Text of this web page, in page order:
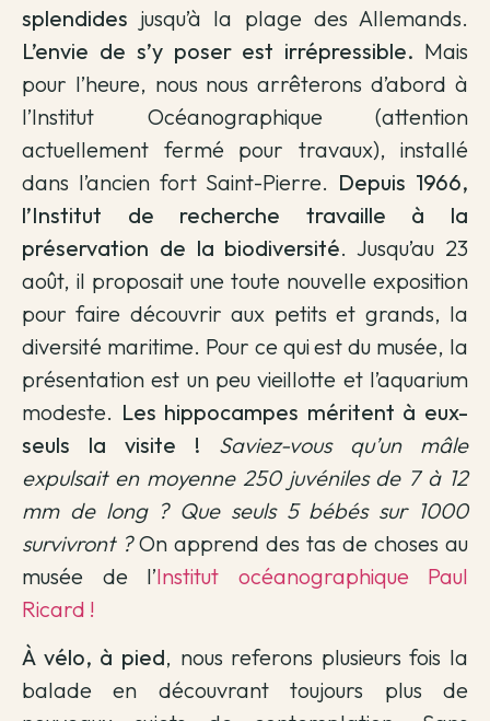
splendides jusqu’à la plage des Allemands.
L’envie de s’y poser est irrépressible. Mais
pour l’heure, nous nous arrêterons d’abord à
l’Institut Océanographique (attention
actuellement fermé pour travaux), installé
dans l’ancien fort Saint-Pierre. Depuis 1966,
l’Institut de recherche travaille à la
préservation de la biodiversité. Jusqu’au 23
août, il proposait une toute nouvelle exposition
pour faire découvrir aux petits et grands, la
diversité maritime. Pour ce qui est du musée, la
présentation est un peu vieillotte et l’aquarium
modeste. Les hippocampes méritent à eux-
seuls la visite !
Saviez-vous qu’un mâle
expulsait en moyenne 250 juvéniles de 7 à 12
mm de long ? Que seuls 5 bébés sur 1000
survivront ?On apprend des tas de choses au
musée de l’Institut océanographique Paul
Ricard !
À vélo, à pied, nous referons plusieurs fois la
balade en découvrant toujours plus de